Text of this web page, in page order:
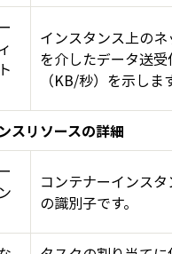
インスタンス上のネ
を介したデータ送受
（KB/秒）を示しま
スリソースの詳細
コンテナーインス
の識別子です。